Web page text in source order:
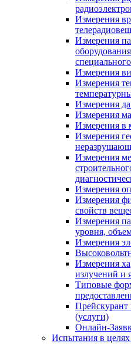
Измерения
Измерения
Измерения
Измерения
Измерения
Измерения
Измерения в
Измерения
Измерения
Измерения
Измерения
свойств
Измерения
уровня,
Измерения
Измерения
излучений и
Типовые
Прейскурант
(услуги)
Онлайн-
Испытания в